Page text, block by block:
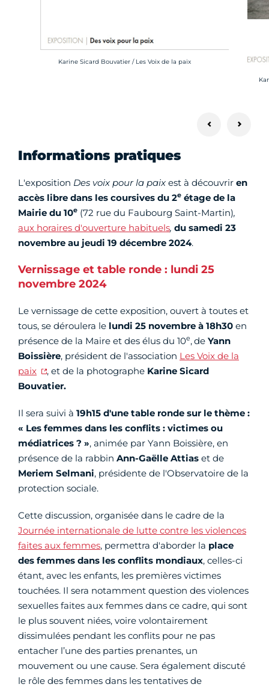
Crédit photo :
Karine Sicard Bouvatier / Les Voix de la paix
Informations pratiques
L'exposition Des voix pour la paix est à découvrir en
accès libre dans les coursives du 2e étage de la
Mairie du 10e (72 rue du Faubourg Saint-Martin),
aux horaires d'ouverture habituels, du samedi 23
novembre au jeudi 19 décembre 2024.
Vernissage et table ronde : lundi 25
novembre 2024
Le vernissage de cette exposition, ouvert à toutes et
tous, se déroulera le lundi 25 novembre à 18h30 en
présence de la Maire et des élus du 10e, de Yann
Boissière, président de l'association Les Voix de la
paix
, et de la photographe Karine Sicard
Bouvatier.
Il sera suivi à 19h15 d'une table ronde sur le thème :
« Les femmes dans les conflits : victimes ou
médiatrices ? », animée par Yann Boissière, en
présence de la rabbin Ann-Gaëlle Attias et de
Meriem Selmani, présidente de l'Observatoire de la
protection sociale.
Cette discussion, organisée dans le cadre de la
Journée internationale de lutte contre les violences
faites aux femmes, permettra d'aborder la place
des femmes dans les conflits mondiaux, celles-ci
étant, avec les enfants, les premières victimes
touchées. Il sera notamment question des violences
sexuelles faites aux femmes dans ce cadre, qui sont
le plus souvent niées, voire volontairement
dissimulées pendant les conflits pour ne pas
entacher l’une des parties prenantes, un
mouvement ou une cause. Sera également discuté
le rôle des femmes dans les tentatives de